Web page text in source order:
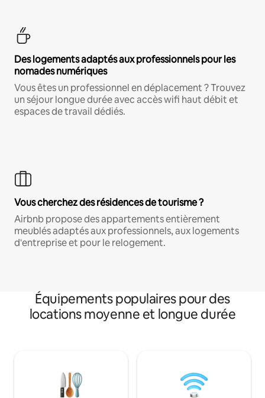
Des logements adaptés aux professionnels pour les
nomades numériques
Vous êtes un professionnel en déplacement ? Trouvez
un séjour longue durée avec accès wifi haut débit et
espaces de travail dédiés.
Vous cherchez des résidences de tourisme ?
Airbnb propose des appartements entièrement
meublés adaptés aux professionnels, aux logements
d'entreprise et pour le relogement.
Équipements populaires pour des
locations moyenne et longue durée